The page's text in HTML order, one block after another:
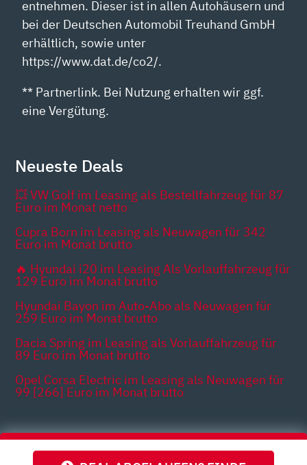
entnehmen. Dieser ist in allen Autohäusern und
bei der Deutschen Automobil Treuhand GmbH
erhältlich, sowie unter
https://www.dat.de/co2/.
** Partnerlink. Bei Nutzung erhalten wir ggf.
eine Vergütung.
Neueste Deals
💥 VW Golf im Leasing als Bestellfahrzeug für 87
Euro im Monat netto
Cupra Born im Leasing als Neuwagen für 342
Euro im Monat brutto
🔥 Hyundai i20 im Leasing Als Vorlauffahrzeug für
129 Euro im Monat brutto
Hyundai Bayon im Auto-Abo als Neuwagen für
259 Euro im Monat brutto
Dacia Spring im Leasing als Vorlauffahrzeug für
89 Euro im Monat brutto
Opel Corsa Electric im Leasing als Neuwagen für
99 [266] Euro im Monat brutto